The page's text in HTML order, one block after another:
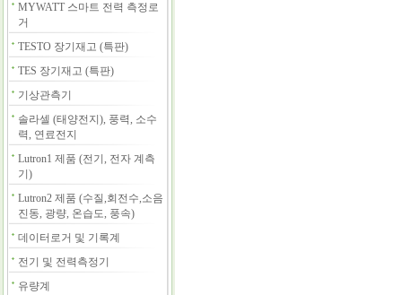
MYWATT 스마트 전력 측정로
거
TESTO 장기재고 (특판)
TES 장기재고 (특판)
기상관측기
솔라셀 (태양전지), 풍력, 소수
력, 연료전지
Lutron1 제품 (전기, 전자 계측
기)
Lutron2 제품 (수질,회전수,소음
진동, 광량, 온습도, 풍속)
데이터로거 및 기록계
전기 및 전력측정기
유량계